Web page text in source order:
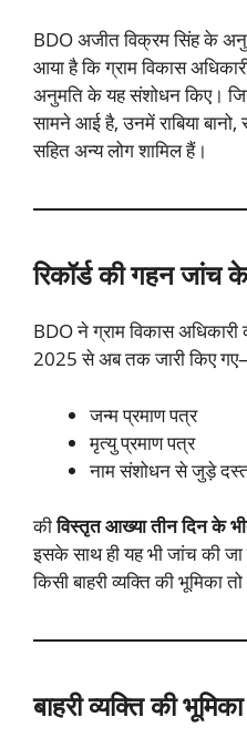
BDO अजीत विक्रम सिंह के
आया है कि ग्राम विकास
अनुमति के यह संशोधन किए।
सामने आई है, उनमें राबिया बानो,
सहित अन्य लोग शामिल हैं।
रिकॉर्ड की गहन जांच
BDO ने ग्राम विकास अधिकारी
2025 से अब तक जारी किए
जन्म प्रमाण पत्र
मृत्यु प्रमाण पत्र
नाम संशोधन से जुड़े
कीविस्तृत आख्या तीन दिन के
इसके साथ ही यह भी जांच की जा
किसी बाहरी व्यक्ति की भूमिका तो
बाहरी व्यक्ति की